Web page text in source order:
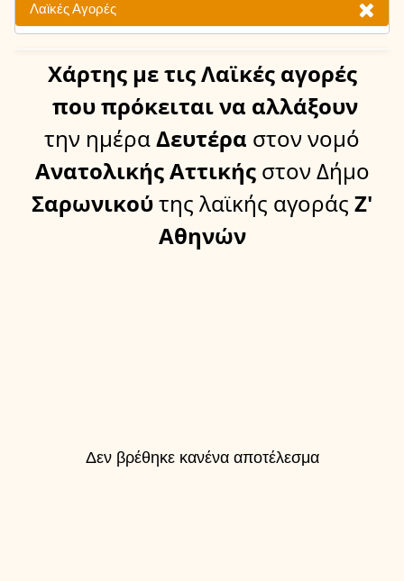
Λαϊκές Αγορές
Χάρτης με τις Λαϊκές αγορές
που πρόκειται να αλλάξουν
την ημέραΔευτέρα στον νομό
Ανατολικής Αττικής στον Δήμο
Σαρωνικούτης λαϊκής αγοράς Ζ'
Αθηνών
Δεν βρέθηκε κανένα αποτέλεσμα